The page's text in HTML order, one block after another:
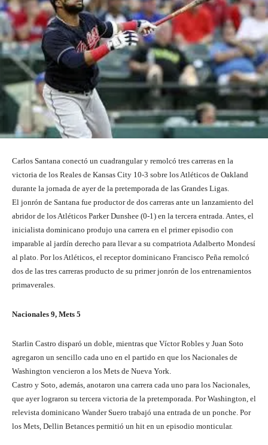
Carlos Santana conectó un cuadrangular y remolcó tres carreras en la
victoria de los Reales de Kansas City 10-3 sobre los Atléticos de Oakland
durante la jornada de ayer de la pretemporada de las Grandes Ligas.
El jonrón de Santana fue productor de dos carreras ante un lanzamiento del
abridor de los Atléticos Parker Dunshee (0-1) en la tercera entrada. Antes, el
inicialista dominicano produjo una carrera en el primer episodio con
imparable al jardín derecho para llevar a su compatriota Adalberto Mondesí
al plato. Por los Atléticos, el receptor dominicano Francisco Peña remolcó
dos de las tres carreras producto de su primer jonrón de los entrenamientos
primaverales.
Nacionales 9, Mets 5
Starlin Castro disparó un doble, mientras que Víctor Robles y Juan Soto
agregaron un sencillo cada uno en el partido en que los Nacionales de
Washington vencieron a los Mets de Nueva York.
Castro y Soto, además, anotaron una carrera cada uno para los Nacionales,
que ayer lograron su tercera victoria de la pretemporada. Por Washington, el
relevista dominicano Wander Suero trabajó una entrada de un ponche. Por
los Mets, Dellin Betances permitió un hit en un episodio monticular.